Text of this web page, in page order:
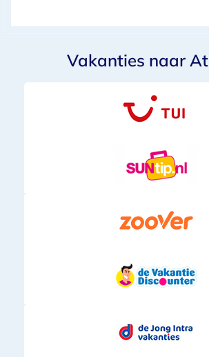
Vakanties naar